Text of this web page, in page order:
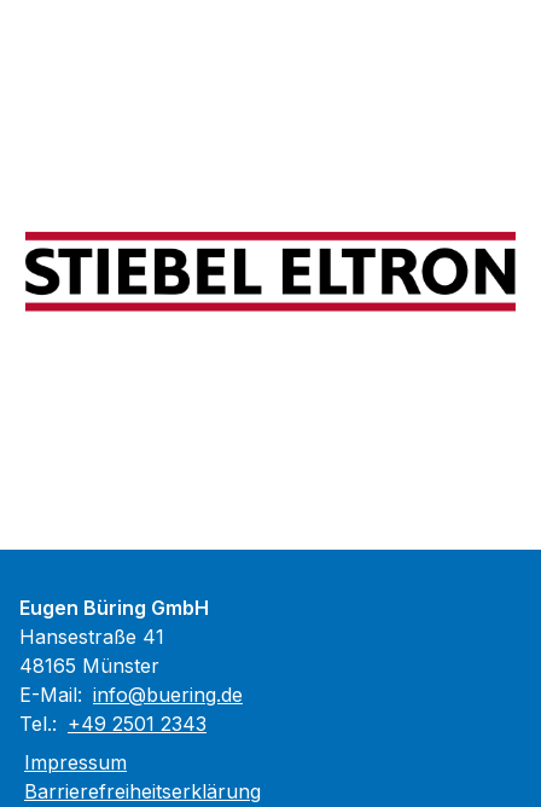
Eugen Büring GmbH
Hansestraße 41
48165 Münster
E-Mail: info@buering.de
Tel.: +49 2501 2343
Impressum
Barrierefreiheitserklärung